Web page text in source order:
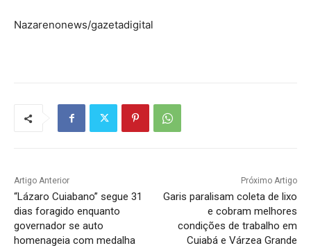
Nazarenonews/gazetadigital
Artigo Anterior
“Lázaro Cuiabano” segue 31
dias foragido enquanto
governador se auto
homenageia com medalha
Próximo Artigo
Garis paralisam coleta de lixo
e cobram melhores
condições de trabalho em
Cuiabá e Várzea Grande